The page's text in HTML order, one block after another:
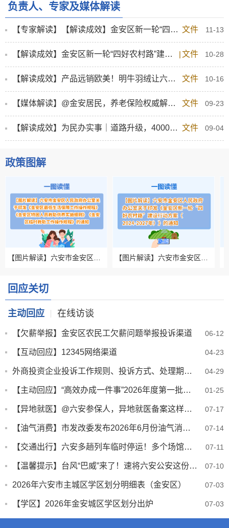
负责人、专家及媒体解读
文件
【专家解读】【解读成效】金安区新一轮“四好农村路”建设成效 11-13
|文件
【解读成效】金安区新一轮“四好农村路”建设行动方案（2024-2027年）执行效果 10-28
文件
【解读成效】产品远销欧美！明牛羽绒让六安“大白鹅”品牌走向全世界 10-16
文件
【媒体解读】@金安居民，养老保险权威解答→ 09-23
文件
【解读成效】为民办实事｜道路升级，4000余名群众直接受益！ @淠东乡 09-04
政策图解
回应关切
主动回应 在线访谈
【欠薪举报】金安区农民工欠薪问题举报投诉渠道 06-12
【互动回应】12345网络渠道 04-23
外商投资企业投诉工作规则、投诉方式、处理期限、投诉渠道（含金安区） 04-29
【主动回应】“高效办成一件事”2026年度第一批重点事项清单 01-25
【异地就医】@六安参保人，异地就医备案这样办！ 07-17
【油气消费】市发改委发布2026年6月份油气消费情况 07-14
【交通出行】六安多趟列车临时停运！多个场馆、景区临时闭园！最新预警、提示！ 07-11
【温馨提示】台风“巴威”来了！速将六安公安这份安全指南转发给身边人！ 07-10
2026年六安市主城区学区划分明细表（金安区） 07-03
【学区】2026年金安城区学区划分出炉 07-03